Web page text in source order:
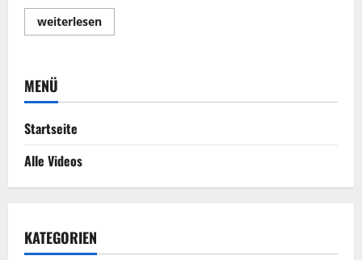
weiterlesenLesen
Sie
MENÜ
Startseite
Alle Videos
KATEGORIEN